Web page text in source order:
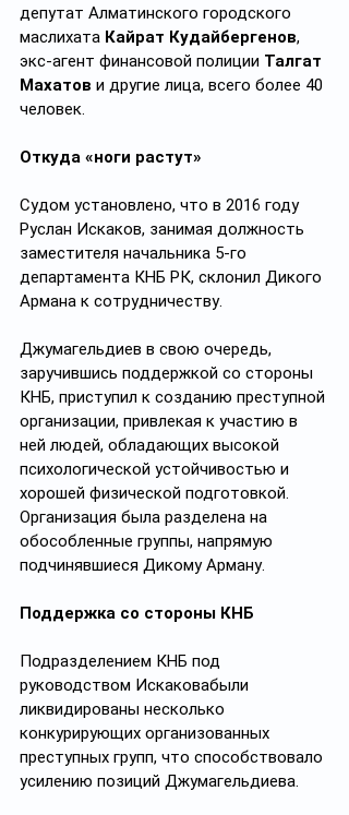
депутат Алматинского городского
маслихата Кайрат Кудайбергенов,
экс-агент финансовой полиции Талгат
Махатов и другие лица, всего более 40
человек.
Откуда «ноги растут»
Судом установлено, что в 2016 году
Руслан Искаков, занимая должность
заместителя начальника 5-го
департамента КНБ РК, склонил Дикого
Армана к сотрудничеству.
Джумагельдиев в свою очередь,
заручившись поддержкой со стороны
КНБ, приступил к созданию преступной
организации, привлекая к участию в
ней людей, обладающих высокой
психологической устойчивостью и
хорошей физической подготовкой.
Организация была разделена на
обособленные группы, напрямую
подчинявшиеся Дикому Арману.
Поддержка со стороны КНБ
Подразделением КНБ под
руководством Искаковабыли
ликвидированы несколько
конкурирующих организованных
преступных групп, что способствовало
усилению позиций Джумагельдиева.